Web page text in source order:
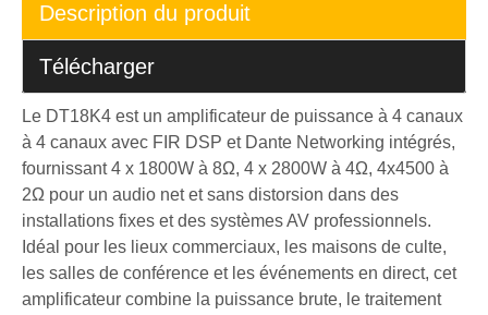
Description du produit
Télécharger
Le DT18K4 est un amplificateur de puissance à 4 canaux
à 4 canaux avec FIR DSP et Dante Networking intégrés,
fournissant 4 x 1800W à 8Ω, 4 ​​x 2800W à 4Ω, 4x4500 à
2Ω pour un audio net et sans distorsion dans des
installations fixes et des systèmes AV professionnels.
Idéal pour les lieux commerciaux, les maisons de culte,
les salles de conférence et les événements en direct, cet
amplificateur combine la puissance brute, le traitement